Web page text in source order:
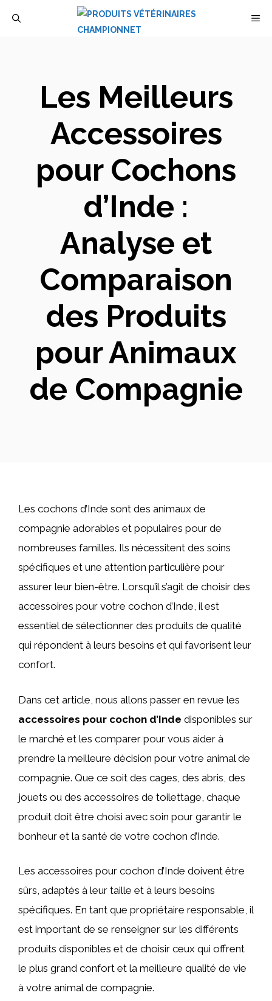
Les Meilleurs
Accessoires
pour Cochons
d’Inde :
Analyse et
Comparaison
des Produits
pour Animaux
de Compagnie
Les cochons d’Inde sont des animaux de
compagnie adorables et populaires pour de
nombreuses familles. Ils nécessitent des soins
spécifiques et une attention particulière pour
assurer leur bien-être. Lorsqu’il s’agit de choisir des
accessoires pour votre cochon d’Inde, il est
essentiel de sélectionner des produits de qualité
qui répondent à leurs besoins et qui favorisent leur
confort.
Dans cet article, nous allons passer en revue les
accessoires pour cochon d’Inde disponibles sur
le marché et les comparer pour vous aider à
prendre la meilleure décision pour votre animal de
compagnie. Que ce soit des cages, des abris, des
jouets ou des accessoires de toilettage, chaque
produit doit être choisi avec soin pour garantir le
bonheur et la santé de votre cochon d’Inde.
Les accessoires pour cochon d’Inde doivent être
sûrs, adaptés à leur taille et à leurs besoins
spécifiques. En tant que propriétaire responsable, il
est important de se renseigner sur les différents
produits disponibles et de choisir ceux qui offrent
le plus grand confort et la meilleure qualité de vie
à votre animal de compagnie.